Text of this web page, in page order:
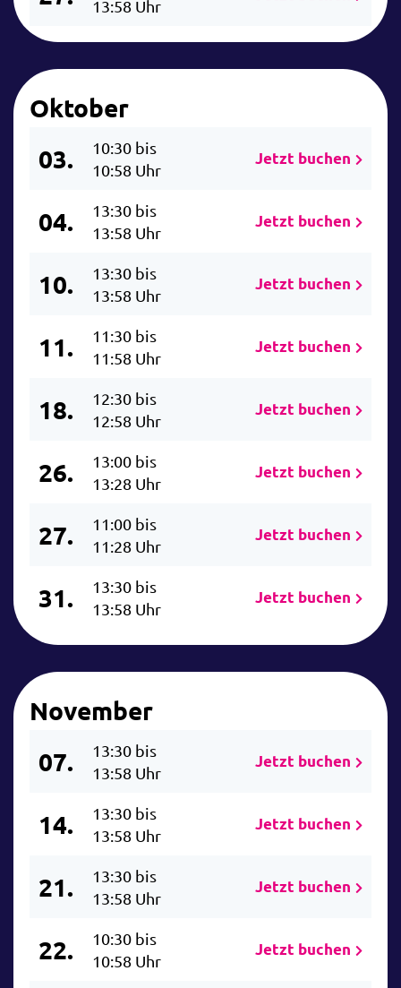
13:58 Uhr
Oktober
03.
10:30 bis
10:58 Uhr
Jetzt buchen
04.
13:30 bis
13:58 Uhr
Jetzt buchen
10.
13:30 bis
13:58 Uhr
Jetzt buchen
11.
11:30 bis
11:58 Uhr
Jetzt buchen
18.
12:30 bis
12:58 Uhr
Jetzt buchen
26.
13:00 bis
13:28 Uhr
Jetzt buchen
27.
11:00 bis
11:28 Uhr
Jetzt buchen
31.
13:30 bis
13:58 Uhr
Jetzt buchen
November
07.
13:30 bis
13:58 Uhr
Jetzt buchen
14.
13:30 bis
13:58 Uhr
Jetzt buchen
21.
13:30 bis
13:58 Uhr
Jetzt buchen
22.
10:30 bis
10:58 Uhr
Jetzt buchen